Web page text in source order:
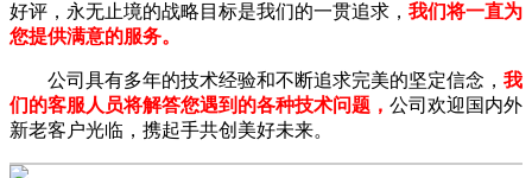
好评，永无止境的战略目标是我们的一贯追求， 我们将一直为
您提供满意的服务。
公司具有多年的技术经验和不断追求完美的坚定信念， 我
们的客服人员将解答您遇到的各种技术问题， 公司欢迎国内外
新老客户光临，携起手共创美好未来。